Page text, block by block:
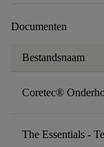
Documenten
Bestandsnaam
Coretec®
The Essentials -